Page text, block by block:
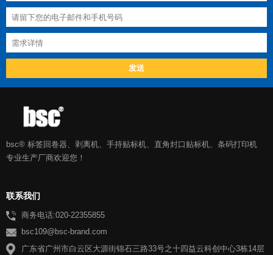
bsc® 标签回卷器、剥离机、手持贴标机、直角封口贴标机、条码打印机
专业生产厂商欢迎您！
联系我们
商务电话:020-22355855
bsc109@bsc-brand.com
广东省广州市白云区大源街锦石三路33号之十四益云科创中心3栋14层